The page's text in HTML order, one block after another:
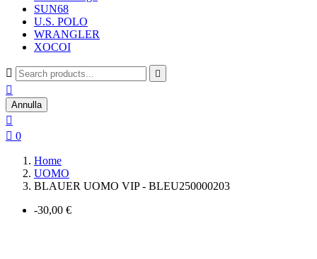
SUN68
U.S. POLO
WRANGLER
XOCOI
 

Annulla

 0
Home
UOMO
BLAUER UOMO VIP - BLEU250000203
-30,00 €